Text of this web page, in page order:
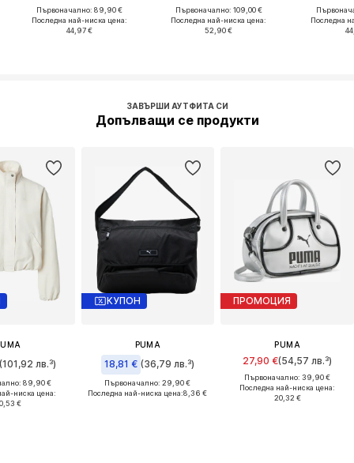
Първоначално: 89,90 €
Последна най-ниска цена:
44,97 €
Първоначално: 109,00 €
Последна най-ниска цена:
52,90 €
Последна
ЗАВЪРШИ АУТФИТА СИ
Допълващи се продукти
лв.³)
89,90 €
ниска цена:
€
КУПОН
PUMA
18,81 € (36,79 лв.³)
Първоначално: 29,90 €
Последна най-ниска цена:8,36 €
ПРОМОЦИЯ
PUMA
27,90 €(54,57 лв.³)
Първоначално: 39,90 €
Последна най-ниска цена:
20,32 €